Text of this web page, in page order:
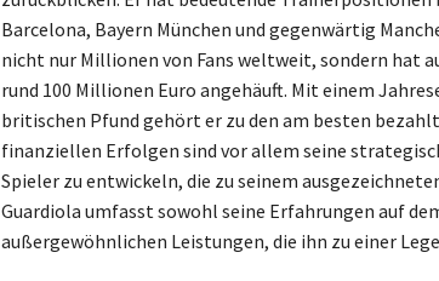
Barcelona, Bayern München und gegenwärtig
nicht nur Millionen von Fans weltweit, sondern hat
rund 100 Millionen Euro angehäuft. Mit einem
britischen Pfund gehört er zu den am besten
finanziellen Erfolgen sind vor allem seine
Spieler zu entwickeln, die zu seinem
Guardiola umfasst sowohl seine Erfahrungen auf
außergewöhnlichen Leistungen, die ihn zu einer